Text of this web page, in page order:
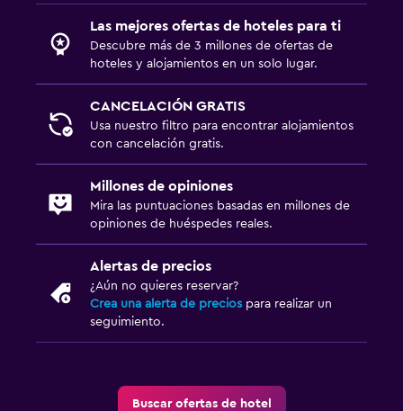
Las mejores ofertas de hoteles para ti
Descubre más de 3 millones de ofertas de
hoteles y alojamientos en un solo lugar.
CANCELACIÓN GRATIS
Usa nuestro filtro para encontrar alojamientos
con cancelación gratis.
Millones de opiniones
Mira las puntuaciones basadas en millones de
opiniones de huéspedes reales.
Alertas de precios
¿Aún no quieres reservar?
Crea una alerta de precios para realizar un
seguimiento.
Buscar ofertas de hotel